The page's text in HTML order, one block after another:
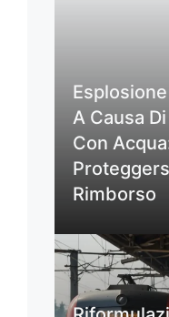
A Causa
Con
Rimborso